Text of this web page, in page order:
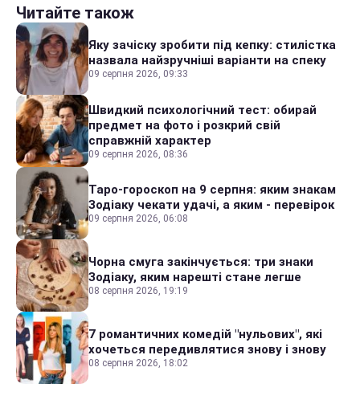
Читайте також
Яку зачіску зробити під кепку: стилістка
назвала найзручніші варіанти на спеку
09 серпня 2026, 09:33
Швидкий психологічний тест: обирай
предмет на фото і розкрий свій
справжній характер
09 серпня 2026, 08:36
Таро-гороскоп на 9 серпня: яким знакам
Зодіаку чекати удачі, а яким - перевірок
09 серпня 2026, 06:08
Чорна смуга закінчується: три знаки
Зодіаку, яким нарешті стане легше
08 серпня 2026, 19:19
7 романтичних комедій "нульових", які
хочеться передивлятися знову і знову
08 серпня 2026, 18:02